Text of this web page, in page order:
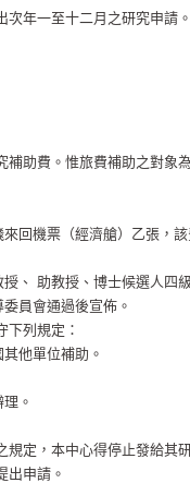
年一至十二月之研究申請
助費。惟旅費補助之對象
回機票（經濟艙）乙張，
、 助教授、博士候選人四
員會通過後宣佈。
下列規定：
他單位補助。
。
定，本中心得停止發給其
出申請。